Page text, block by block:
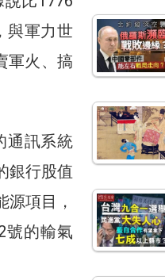
與軍力世
軍火、搞
通訊系統
銀行股值
項目，
號的輸氣